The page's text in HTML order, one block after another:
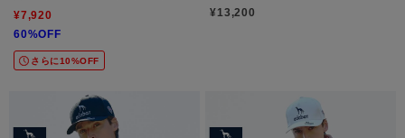
ジ長袖モックT
¥7,920
60%OFF
さらに10%OFF
¥13,200